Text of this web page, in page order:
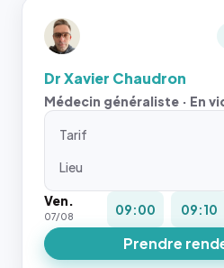
Dr Xavier Chaudron
Médecin généraliste · En
Tarif
Lieu
Ven.
07/08 09:00 09:10
Prendre